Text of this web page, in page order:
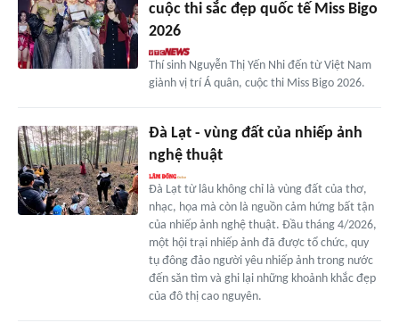
cuộc thi sắc đẹp quốc tế Miss Bigo
2026
Thí sinh Nguyễn Thị Yến Nhi đến từ Việt Nam
giành vị trí Á quân, cuộc thi Miss Bigo 2026.
Đà Lạt - vùng đất của nhiếp ảnh
nghệ thuật
Đà Lạt từ lâu không chỉ là vùng đất của thơ,
nhạc, họa mà còn là nguồn cảm hứng bất tận
của nhiếp ảnh nghệ thuật. Đầu tháng 4/2026,
một hội trại nhiếp ảnh đã được tổ chức, quy
tụ đông đảo người yêu nhiếp ảnh trong nước
đến săn tìm và ghi lại những khoảnh khắc đẹp
của đô thị cao nguyên.